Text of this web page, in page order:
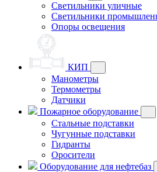
Светильники уличные
Светильники
Опоры освещения
КИП
Манометры
Термометры
Датчики
Пожарное оборудование
Стальные подставки
Чугунные подставки
Гидранты
Оросители
Оборудование для нефтебаз